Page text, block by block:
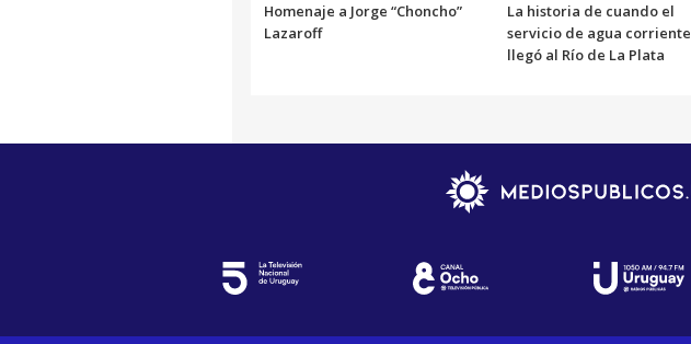
Homenaje a Jorge “Choncho”
Lazaroff
La historia de cuando el
servicio de agua corriente
llegó al Río de La Plata